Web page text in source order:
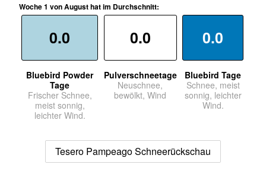
Woche 1 von August hat im Durchschnitt:
0.0
Bluebird Powder
Tage
Frischer Schnee,
meist sonnig,
leichter Wind.
0.0
Pulverschneetage
Neuschnee,
bewölkt, Wind
0.0
Bluebird Tage
Schnee, meist
sonnig, leichter
Wind.
Tesero Pampeago Schneerückschau